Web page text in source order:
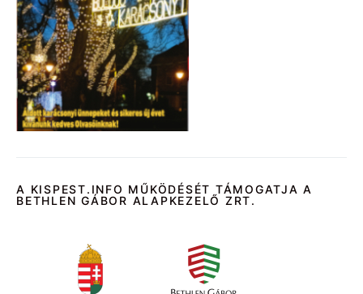
A KISPEST.INFO MŰKÖDÉSÉT TÁMOGATJA A
BETHLEN GÁBOR ALAPKEZELŐ ZRT.